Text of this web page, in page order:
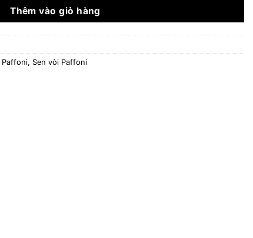
12.230.000 ₫.
Thêm vào giỏ hàng
Paffoni, Sen vòi Paffoni